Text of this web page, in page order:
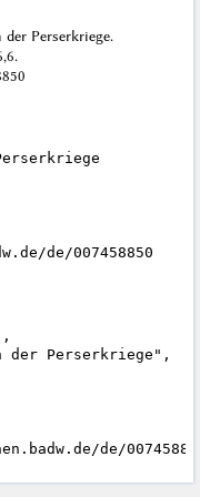
Perserkriege.
de/007458850
Perserkriege",
de/